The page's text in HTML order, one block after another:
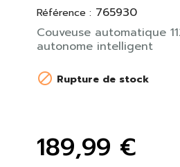
Référence : 765930
Couveuse automatique
autonome intelligent
 Rupture de stock
189,99 €